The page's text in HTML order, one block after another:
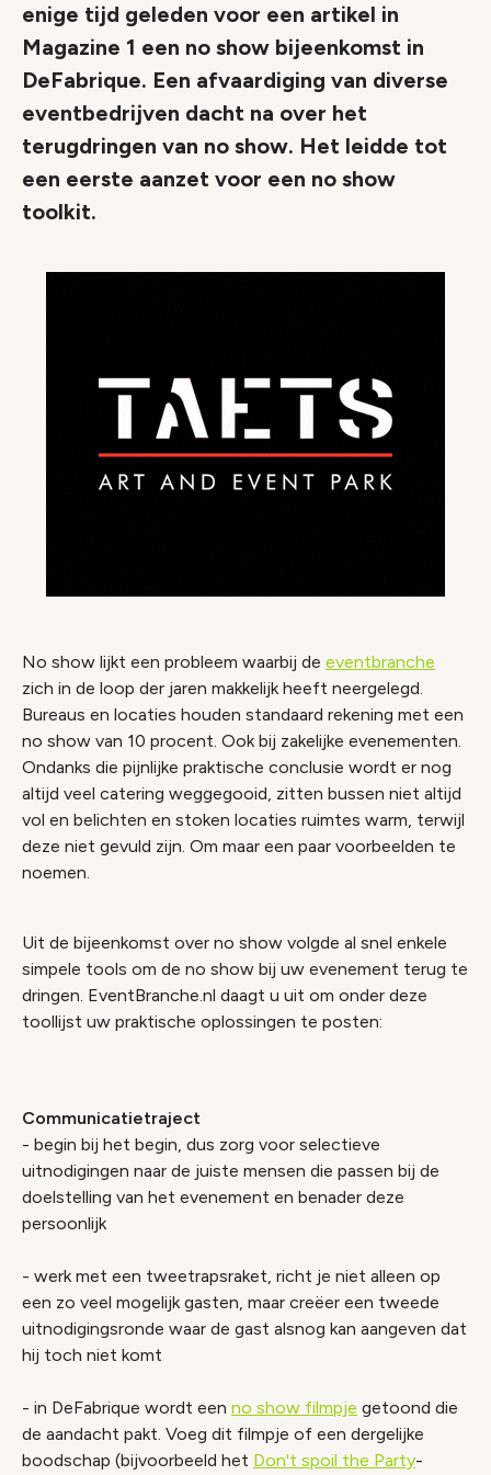
enige tijd geleden voor een artikel in
Magazine 1 een no show bijeenkomst in
DeFabrique. Een afvaardiging van diverse
eventbedrijven dacht na over het
terugdringen van no show. Het leidde tot
een eerste aanzet voor een no show
toolkit.
No show lijkt een probleem waarbij de eventbranche
zich in de loop der jaren makkelijk heeft neergelegd.
Bureaus en locaties houden standaard rekening met een
no show van 10 procent. Ook bij zakelijke evenementen.
Ondanks die pijnlijke praktische conclusie wordt er nog
altijd veel catering weggegooid, zitten bussen niet altijd
vol en belichten en stoken locaties ruimtes warm, terwijl
deze niet gevuld zijn. Om maar een paar voorbeelden te
noemen.
Uit de bijeenkomst over no show volgde al snel enkele
simpele tools om de no show bij uw evenement terug te
dringen. EventBranche.nl daagt u uit om onder deze
toollijst uw praktische oplossingen te posten:
Communicatietraject
- begin bij het begin, dus zorg voor selectieve
uitnodigingen naar de juiste mensen die passen bij de
doelstelling van het evenement en benader deze
persoonlijk
- werk met een tweetrapsraket, richt je niet alleen op
een zo veel mogelijk gasten, maar creëer een tweede
uitnodigingsronde waar de gast alsnog kan aangeven dat
hij toch niet komt
- in DeFabrique wordt een no show filmpje getoond die
de aandacht pakt. Voeg dit filmpje of een dergelijke
boodschap (bijvoorbeeld het Don't spoil the Party-